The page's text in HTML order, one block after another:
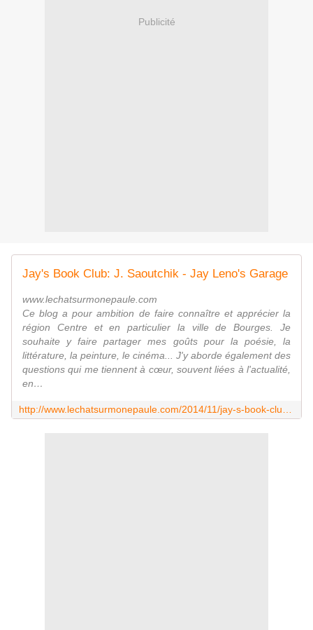
Publicité
Jay's Book Club: J. Saoutchik - Jay Leno's Garage
www.lechatsurmonepaule.com
Ce blog a pour ambition de faire connaître et apprécier la
région Centre et en particulier la ville de Bourges. Je
souhaite y faire partager mes goûts pour la poésie, la
littérature, la peinture, le cinéma... J'y aborde également des
questions qui me tiennent à cœur, souvent liées à l'actualité,
en…